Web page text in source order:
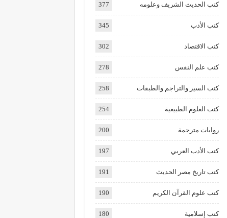
كتب الحديث الشريف وعلومه 377
كتب الأدب 345
كتب الاقتصاد 302
كتب علم النفس 278
كتب السير والتراجم والطبقات 258
كتب العلوم الطبيعية 254
روايات مترجمة 200
كتب الأدب العربي 197
كتب تاريخ مصر الحديث 191
كتب علوم القرآن الكريم 190
كتب إسلامية 180